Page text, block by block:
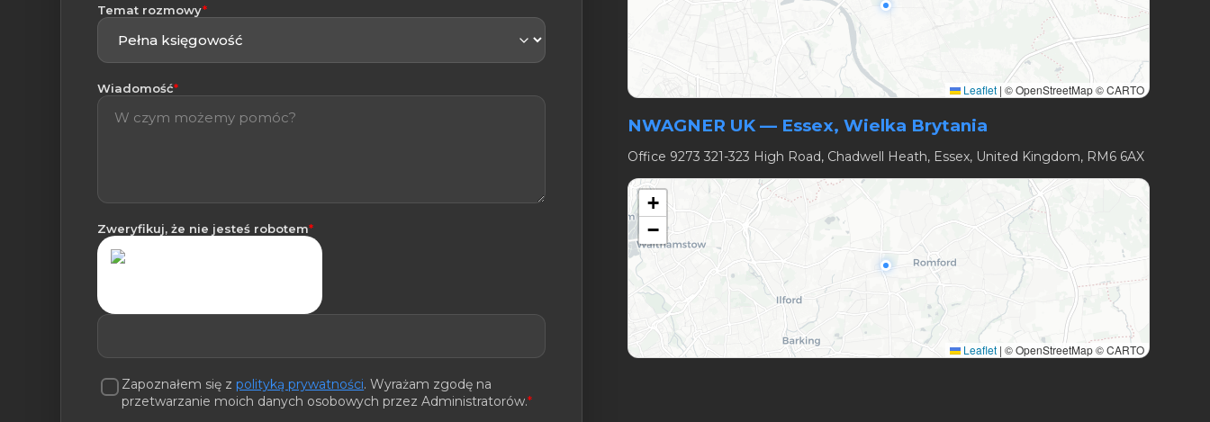
Temat rozmowy*(wymagane)
Wiadomość*(wymagane)
Zweryfikuj, że nie jesteś robotem*(wymagane)
Zapoznałem się zpolityką prywatności. Wyrażam zgodę na
przetwarzanie moich danych osobowych przez Administratorów.*
Leaflet | © OpenStreetMap © CARTO
NWAGNER UK — Essex, Wielka Brytania
Office 9273 321-323 High Road, Chadwell Heath, Essex, United Kingdom, RM6 6AX
+
−
Leaflet | © OpenStreetMap © CARTO